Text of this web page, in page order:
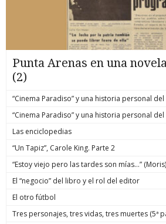
Punta Arenas en una
(2)
“Cinema Paradiso” y una historia personal del
“Cinema Paradiso” y una historia personal del
Las enciclopedias
“Un Tapiz”, Carole King. Parte 2
“Estoy viejo pero las tardes son mías…”
El “negocio” del libro y el rol del editor
El otro fútbol
Tres personajes, tres vidas, tres muertes (5ª